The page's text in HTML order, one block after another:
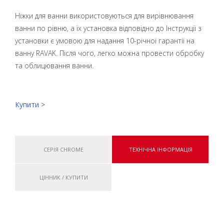
Ніжки для ванни використовуються для вирівнювання
ванни по рівню, а їх установка відповідно до Інструкції з
установки є умовою для надання 10-річної гарантії на
ванну RAVAK. Після чого, легко можна провести обробку
та облицювання ванни.
Купити >
СЕРІЯ CHROME ТЕХНІЧНА ІНФОРМАЦІЯ
ЦІННИК / КУПИТИ